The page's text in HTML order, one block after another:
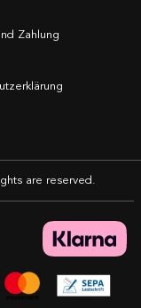
Zahlung
are reserved.